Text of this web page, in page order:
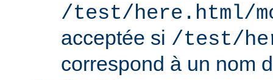
/test/here.html/
acceptée si /test/
correspond à un nom